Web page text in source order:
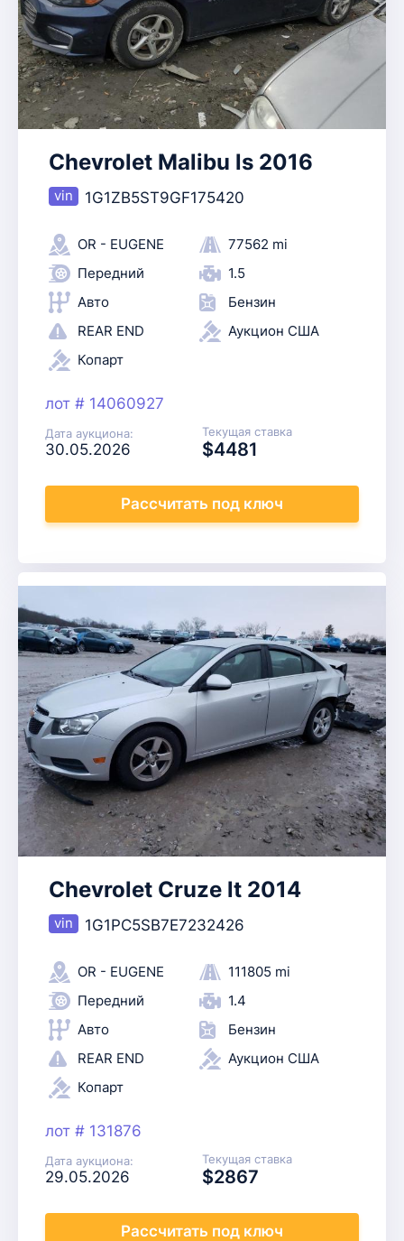
Chevrolet Malibu ls 2016
1G1ZB5ST9GF175420
OR - EUGENE
77562 mi
Передний
1.5
Авто
Бензин
REAR END
Аукцион США
Копарт
лот # 14060927
Дата аукциона:
30.05.2026
Текущая ставка
$4481
Рассчитать под ключ
Chevrolet Cruze lt 2014
1G1PC5SB7E7232426
OR - EUGENE
111805 mi
Передний
1.4
Авто
Бензин
REAR END
Аукцион США
Копарт
лот # 131876
Дата аукциона:
29.05.2026
Текущая ставка
$2867
Рассчитать под ключ